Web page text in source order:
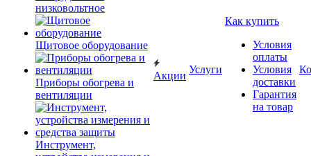
низковольтное
Щитовое оборудование
Приборы обогрева и
вентиляции
Инструмент,
Акции
Услуги
Как купить
Условия
оплаты
Условия
доставки
Гарантия
на товар